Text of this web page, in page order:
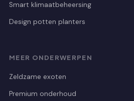
Smart klimaatbeheersing
Design potten planters
MEER ONDERWERPEN
Zeldzame exoten
Premium onderhoud